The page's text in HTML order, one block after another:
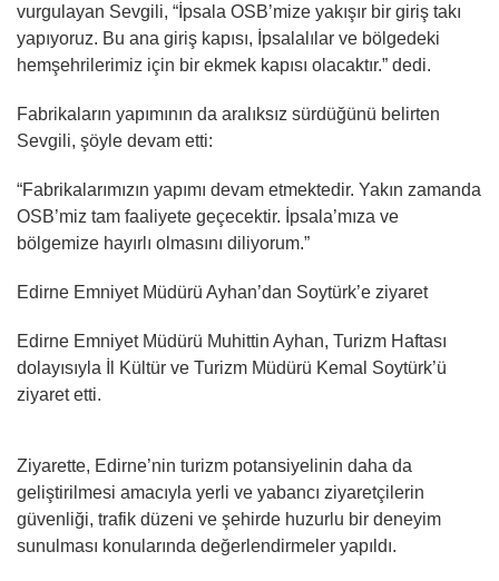
vurgulayan Sevgili, “İpsala OSB’mize yakışır bir giriş takı
yapıyoruz. Bu ana giriş kapısı, İpsalalılar ve bölgedeki
hemşehrilerimiz için bir ekmek kapısı olacaktır.” dedi.
Fabrikaların yapımının da aralıksız sürdüğünü belirten
Sevgili, şöyle devam etti:
“Fabrikalarımızın yapımı devam etmektedir. Yakın zamanda
OSB’miz tam faaliyete geçecektir. İpsala’mıza ve
bölgemize hayırlı olmasını diliyorum.”
Edirne Emniyet Müdürü Ayhan’dan Soytürk’e ziyaret
Edirne Emniyet Müdürü Muhittin Ayhan, Turizm Haftası
dolayısıyla İl Kültür ve Turizm Müdürü Kemal Soytürk’ü
ziyaret etti.
Ziyarette, Edirne’nin turizm potansiyelinin daha da
geliştirilmesi amacıyla yerli ve yabancı ziyaretçilerin
güvenliği, trafik düzeni ve şehirde huzurlu bir deneyim
sunulması konularında değerlendirmeler yapıldı.